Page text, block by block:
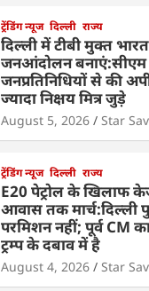
ट्रेंडिंग न्यूज दिल्ली राज्य
दिल्ली में टीबी मुक्त
जनआंदोलन बनाएं:सीएम
जनप्रतिनिधियों से की
ज्यादा निक्षय मित्र जुड़े
August 5, 2026 Star
ट्रेंडिंग न्यूज दिल्ली राज्य
E20 पेट्रोल के खिलाफ
आवास तक मार्च:दिल्ली
परमिशन नहीं; पूर्व CM
ट्रम्प के दबाव में है
August 4, 2026 Star